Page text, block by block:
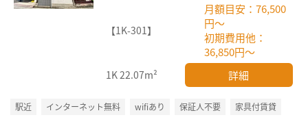
【1K-301】
月額目安：76,500
円～
初期費用他：
36,850円～
1K22.07m² 詳細
駅近 インターネット無料 wifiあり 保証人不要 家具付賃貸